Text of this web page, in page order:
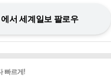
에서 세계일보 팔로우
빠르게!